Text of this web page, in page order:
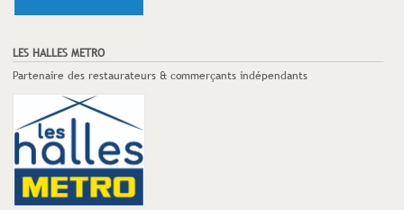
LES HALLES METRO
Partenaire des restaurateurs & commerçants indépendants